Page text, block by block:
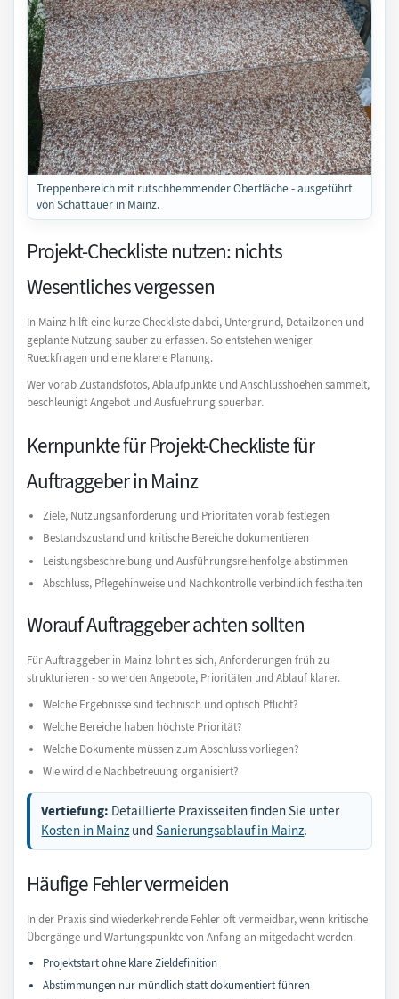
Treppenbereich mit rutschhemmender Oberfläche - ausgeführt
von Schattauer in Mainz.
Projekt-Checkliste nutzen: nichts
Wesentliches vergessen
In Mainz hilft eine kurze Checkliste dabei, Untergrund, Detailzonen und
geplante Nutzung sauber zu erfassen. So entstehen weniger
Rueckfragen und eine klarere Planung.
Wer vorab Zustandsfotos, Ablaufpunkte und Anschlusshoehen sammelt,
beschleunigt Angebot und Ausfuehrung spuerbar.
Kernpunkte für Projekt-Checkliste für
Auftraggeber in Mainz
Ziele, Nutzungsanforderung und Prioritäten vorab festlegen
Bestandszustand und kritische Bereiche dokumentieren
Leistungsbeschreibung und Ausführungsreihenfolge abstimmen
Abschluss, Pflegehinweise und Nachkontrolle verbindlich festhalten
Worauf Auftraggeber achten sollten
Für Auftraggeber in Mainz lohnt es sich, Anforderungen früh zu
strukturieren - so werden Angebote, Prioritäten und Ablauf klarer.
Welche Ergebnisse sind technisch und optisch Pflicht?
Welche Bereiche haben höchste Priorität?
Welche Dokumente müssen zum Abschluss vorliegen?
Wie wird die Nachbetreuung organisiert?
Vertiefung: Detaillierte Praxisseiten finden Sie unter
Kosten in Mainz undSanierungsablauf in Mainz.
Häufige Fehler vermeiden
In der Praxis sind wiederkehrende Fehler oft vermeidbar, wenn kritische
Übergänge und Wartungspunkte von Anfang an mitgedacht werden.
Projektstart ohne klare Zieldefinition
Abstimmungen nur mündlich statt dokumentiert führen